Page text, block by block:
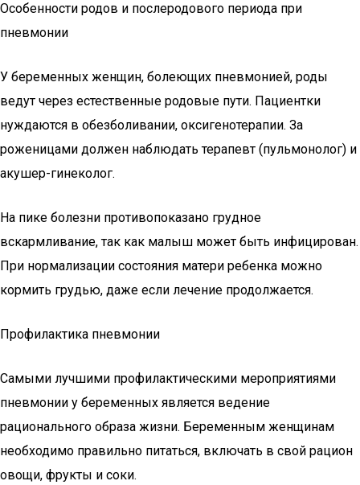
Особенности родов и послеродового периода при
пневмонии
У беременных женщин, болеющих пневмонией, роды
ведут через естественные родовые пути. Пациентки
нуждаются в обезболивании, оксигенотерапии. За
роженицами должен наблюдать терапевт (пульмонолог) и
акушер-гинеколог.
На пике болезни противопоказано грудное
вскармливание, так как малыш может быть инфицирован.
При нормализации состояния матери ребенка можно
кормить грудью, даже если лечение продолжается.
Профилактика пневмонии
Самыми лучшими профилактическими мероприятиями
пневмонии у беременных является ведение
рационального образа жизни. Беременным женщинам
необходимо правильно питаться, включать в свой рацион
овощи, фрукты и соки.